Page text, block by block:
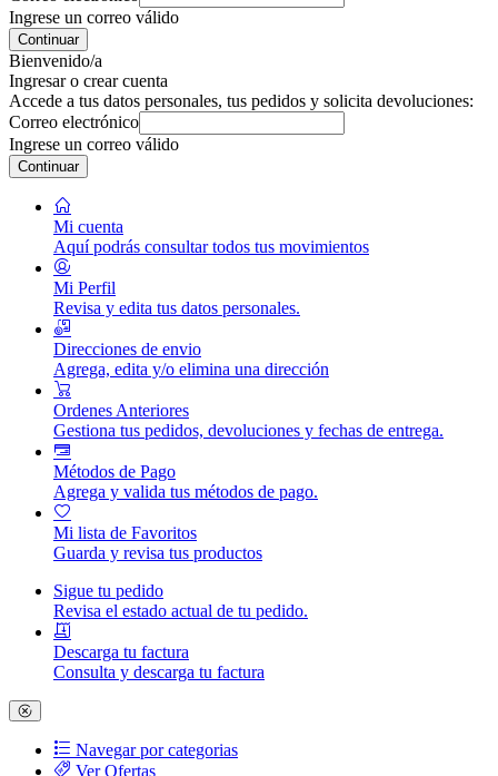
Ingrese un correo válido
Continuar
Bienvenido/a
Ingresar o crear cuenta
Accede a tus datos personales, tus pedidos y solicita devoluciones:
Correo electrónico
Ingrese un correo válido
Continuar
Mi cuenta
Aquí podrás consultar todos tus movimientos
Mi Perfil
Revisa y edita tus datos personales.
Direcciones de envio
Agrega, edita y/o elimina una dirección
Ordenes Anteriores
Gestiona tus pedidos, devoluciones y fechas de entrega.
Métodos de Pago
Agrega y valida tus métodos de pago.
Mi lista de Favoritos
Guarda y revisa tus productos
Sigue tu pedido
Revisa el estado actual de tu pedido.
Descarga tu factura
Consulta y descarga tu factura
Navegar por categorias
Ver Ofertas